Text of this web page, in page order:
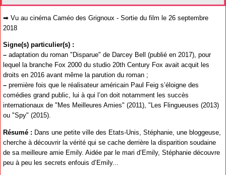
➡ Vu au cinéma Caméo des Grignoux - Sortie du film le 26 septembre
2018
Signe(s) particulier(s) :
– adaptation du roman "Disparue" de Darcey Bell (publié en 2017), pour
lequel la branche Fox 2000 du studio 20th Century Fox avait acquit les
droits en 2016 avant même la parution du roman ;
– première fois que le réalisateur américain Paul Feig s’éloigne des
comédies grand public, lui à qui l’on doit notamment les succès
internationaux de "Mes Meilleures Amies" (2011), "Les Flingueuses (2013)
ou "Spy" (2015).
Résumé : Dans une petite ville des Etats-Unis, Stéphanie, une bloggeuse,
cherche à découvrir la vérité qui se cache derrière la disparition soudaine
de sa meilleure amie Emily. Aidée par le mari d’Emily, Stéphanie découvre
peu à peu les secrets enfouis d’Emily...